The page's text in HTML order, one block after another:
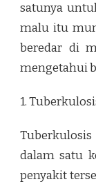
satunya
malu itu
beredar di
mengetahui
1.
Tuberkulosis
dalam satu
penyakit